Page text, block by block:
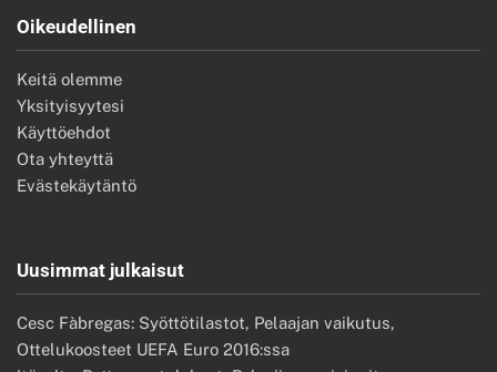
Oikeudellinen
Keitä olemme
Yksityisyytesi
Käyttöehdot
Ota yhteyttä
Evästekäytäntö
Uusimmat julkaisut
Cesc Fàbregas: Syöttötilastot, Pelaajan vaikutus,
Ottelukoosteet UEFA Euro 2016:ssa